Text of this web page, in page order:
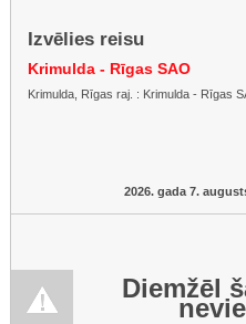
Izvēlies reisu
Krimulda - Rīgas SAO
Krimulda, Rīgas raj. : Krimulda - Rīgas
2026. gada 7.
Diemžēl